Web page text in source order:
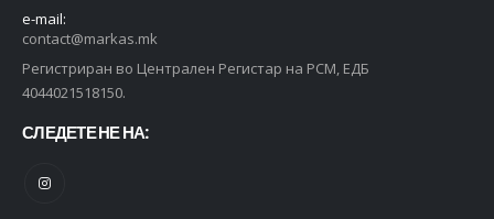
e-mail:
contact@markas.mk
Регистриран во Централен Регистар на РСМ, ЕДБ
4044021518150.
СЛЕДЕТЕ НЕ НА: